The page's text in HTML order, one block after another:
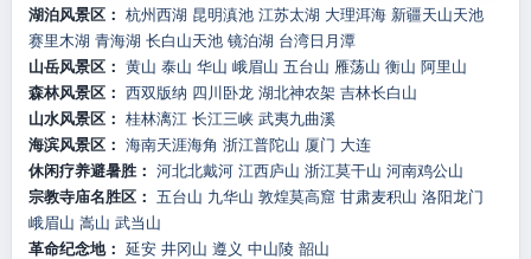
湖泊风景区： 杭州西湖 昆明滇池 江苏太湖 大理洱海 新疆天山天池
赛里木湖 青海湖 长白山天池 镜泊湖 台湾日月潭
山岳风景区： 黄山 泰山 华山 峨眉山 五台山 雁荡山 衡山 阿里山
森林风景区： 西双版纳 四川卧龙 湖北神农架 吉林长白山
山水风景区： 桂林漓江 长江三峡 武夷九曲溪
海滨风景区： 海南天涯海角 浙江普陀山 厦门 大连
休闲疗养避暑胜： 河北北戴河 江西庐山 浙江莫干山 河南鸡公山
宗教寺庙名胜区： 五台山 九华山 敦煌莫高窟 甘肃麦积山 洛阳龙门
峨眉山 嵩山 武当山
革命纪念地： 延安 井冈山 遵义 中山陵 韶山